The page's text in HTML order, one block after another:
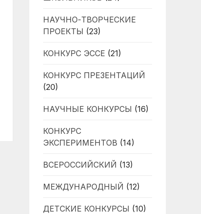
НАУЧНО-ТВОРЧЕСКИЕ
ПРОЕКТЫ (23)
КОНКУРС ЭССЕ (21)
КОНКУРС ПРЕЗЕНТАЦИЙ
(20)
НАУЧНЫЕ КОНКУРСЫ (16)
КОНКУРС
ЭКСПЕРИМЕНТОВ (14)
ВСЕРОССИЙСКИЙ (13)
МЕЖДУНАРОДНЫЙ (12)
ДЕТСКИЕ КОНКУРСЫ (10)